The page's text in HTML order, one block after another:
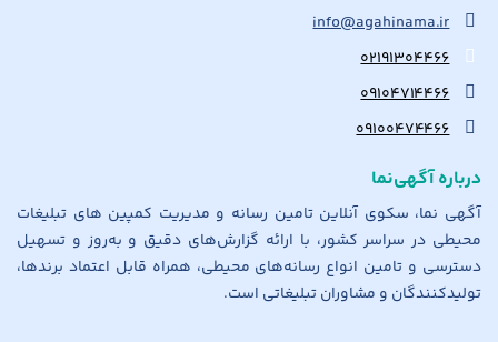
info@agahinama.ir
۰۲۱۹۱۳۰۴۴۶۶
۰۹۱۰۴۷۱۴۴۶۶
۰۹۱۰۰۴۷۴۴۶۶
درباره آگهی‌نما
آگهی نما، سکوی آنلاین تامین رسانه و مدیریت کمپین های تبلیغات
محیطی در سراسر کشور، با ارائه گزارش‌های دقیق و به‌روز و تسهیل
دسترسی و تامین انواع رسانه‌های محیطی، همراه قابل اعتماد برندها،
تولیدکنندگان و مشاوران تبلیغاتی است.